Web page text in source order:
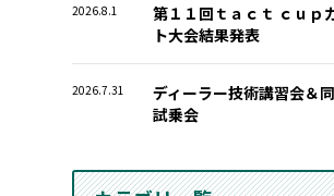
2026.8.1
第１１回ｔａｃｔ ｃｕｐ
ト大会結果発表
2026.7.31
ディーラー技術講習会＆
試乗会